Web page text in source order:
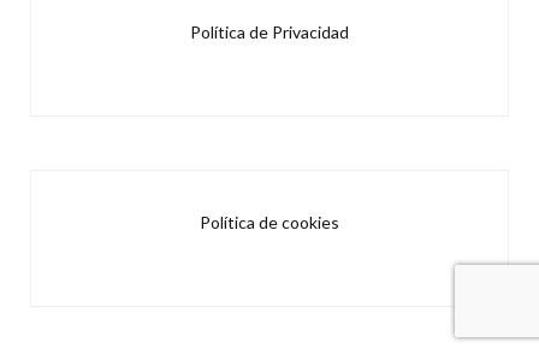
Política de Privacidad
Política de cookies